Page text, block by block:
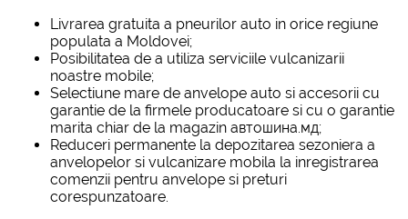
Livrarea gratuita a pneurilor auto in orice regiune
populata a Moldovei;
Posibilitatea de a utiliza serviciile vulcanizarii
noastre mobile;
Selectiune mare de anvelope auto si accesorii cu
garantie de la firmele producatoare si cu o garantie
marita chiar de la magazin автошина.мд;
Reduceri permanente la depozitarea sezoniera a
anvelopelor si vulcanizare mobila la inregistrarea
comenzii pentru anvelope si preturi
corespunzatoare.